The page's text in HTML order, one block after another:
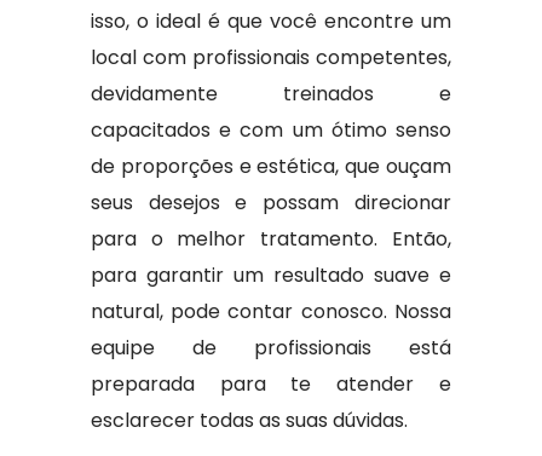
isso, o ideal é que você encontre um
local com profissionais competentes,
devidamente treinados e
capacitados e com um ótimo senso
de proporções e estética, que ouçam
seus desejos e possam direcionar
para o melhor tratamento. Então,
para garantir um resultado suave e
natural, pode contar conosco. Nossa
equipe de profissionais está
preparada para te atender e
esclarecer todas as suas dúvidas.